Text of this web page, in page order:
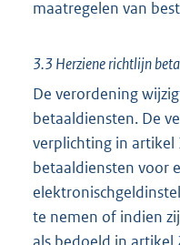
maatregelen van
3.3 Herziene richtlijn
De verordening
betaaldiensten. De
verplichting in artikel
betaaldiensten voor
te nemen of indien